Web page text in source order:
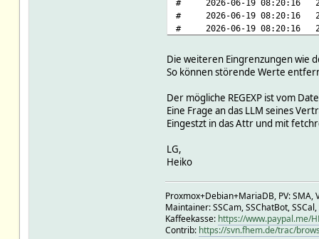
# 2026-06-19 08:20:16 2026-
# 2026-06-19 08:20:16 2026-
# 2026-06-19 08:20:16 2026-
# 2026-06-19 08:20:16 2026-
# 2026-06-19 08:20:16 2026-
# 2026-06-19 08:20:16 2026-
# 2026-06-19 08:20:16 2026-
# 2026-06-19 08:20:16 2026-
# 2026-06-19 08:20:16 2026-
# 2026-06-19 08:20:16 2026-
# 2026-06-19 08:20:16 2026-
# 2026-06-19 08:20:16 2026-
# 2026-06-19 08:20:16 2026-
# 2026-06-19 08:20:16 2026-
# 2026-06-19 08:20:16 2026-
# 2026-06-19 08:20:16 2026-
# 2026-06-19 08:20:16 2026-
# 2026-06-19 08:20:16 2026-
Die weiteren Eingrenzungen wie
So können störende Werte
Der mögliche REGEXP ist vom
Eine Frage an das LLM seines
Eingestzt in das Attr und mit
LG,
Heiko
Proxmox+Debian+MariaDB, PV: SMA,
Maintainer: SSCam, SSChatBot,
Kaffeekasse: https://www.paypal.me/
Contrib: https://svn.fhem.de/trac/